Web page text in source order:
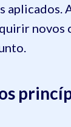
aplicados.
novos